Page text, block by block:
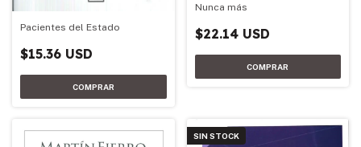
Pacientes del Estado
$15.36 USD
Nunca más
$22.14 USD
SIN STOCK